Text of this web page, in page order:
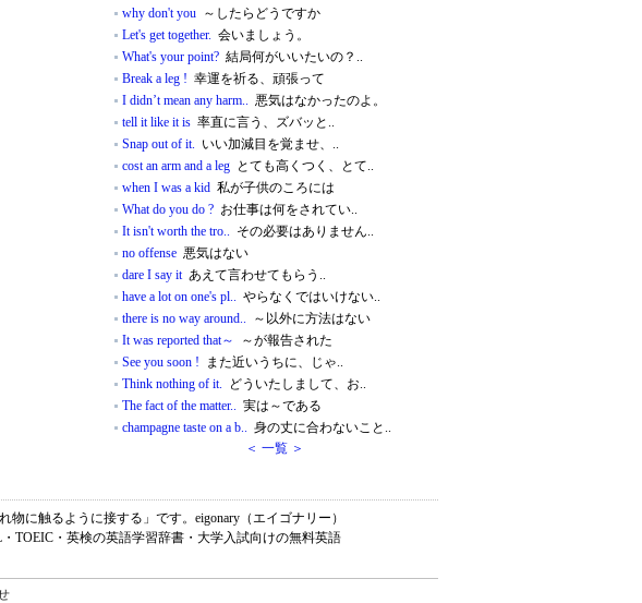
why don't you ～したらどうですか
Let's get together. 会いましょう。
What's your point? 結局何がいいたいの？..
Break a leg ! 幸運を祈る、頑張って
I didn’t mean any harm.. 悪気はなかったのよ。
tell it like it is 率直に言う、ズバッと..
Snap out of it. いい加減目を覚ませ、..
cost an arm and a leg とても高くつく、とて..
when I was a kid 私が子供のころには
What do you do ? お仕事は何をされてい..
It isn't worth the tro.. その必要はありません..
no offense 悪気はない
dare I say itあえて言わせてもらう..
have a lot on one's pl.. やらなくではいけない..
there is no way around.. ～以外に方法はない
It was reported that～
～が報告された
See you soon ! また近いうちに、じゃ..
Think nothing of it. どういたしまして、お..
The fact of the matter.. 実は～である
champagne taste on a b.. 身の丈に合わないこと..
＜ 一覧 ＞
に触るように接する」です。eigonary（エイゴナリー）
TOEIC・英検の英語学習辞書・大学入試向けの無料英語